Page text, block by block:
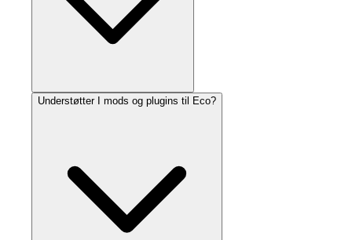
Understøtter I mods og plugins til Eco?